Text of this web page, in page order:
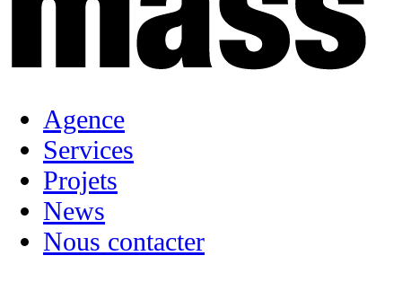
Agence
Services
Projets
News
Nous contacter